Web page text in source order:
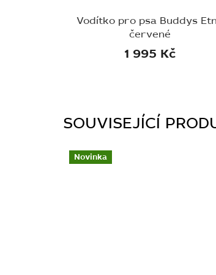
SOUVISEJÍCÍ
Novinka
Vodítko pro psa Buddys
červené
1 995 Kč